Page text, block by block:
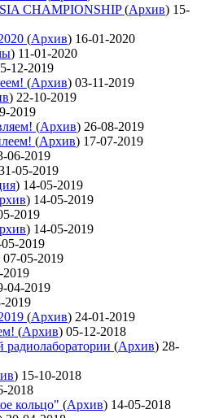
CHAMPIONSHIP(Архив) 15-
(Архив) 16-01-2020
) 11-01-2020
12-2019
(Архив) 03-11-2019
) 22-10-2019
2019
(Архив) 26-08-2019
(Архив) 17-07-2019
06-2019
05-2019
) 14-05-2019
) 14-05-2019
2019
) 14-05-2019
2019
07-05-2019
2019
04-2019
2019
(Архив) 24-01-2019
(Архив) 05-12-2018
радиолаборатории (Архив) 28-
) 15-10-2018
2018
кольцо" (Архив) 14-05-2018